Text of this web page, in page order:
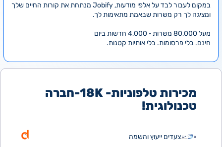
במקום לעבור לבד על אלפי מודעות, Jobify מנתחת את קורות החיים שלך
ומציגה לך רק משרות שבאמת מתאימות לך.
מעל 80,000 משרות • 4,000 חדשות ביום
חינם. בלי פרסומות. בלי אותיות קטנות.
מכירות טלפוניות- 18K-חברה
טכנולוגית!
צעדים ייעוץ והשמה